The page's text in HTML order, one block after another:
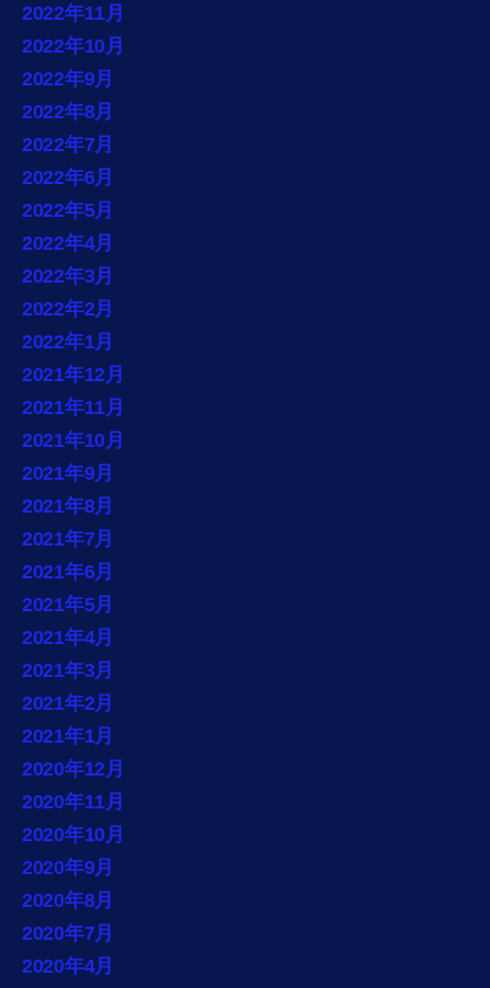
2022年11月
2022年10月
2022年9月
2022年8月
2022年7月
2022年6月
2022年5月
2022年4月
2022年3月
2022年2月
2022年1月
2021年12月
2021年11月
2021年10月
2021年9月
2021年8月
2021年7月
2021年6月
2021年5月
2021年4月
2021年3月
2021年2月
2021年1月
2020年12月
2020年11月
2020年10月
2020年9月
2020年8月
2020年7月
2020年4月